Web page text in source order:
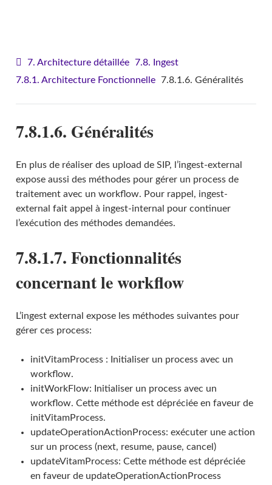
7. Architecture détaillée 7.8. Ingest
7.8.1. Architecture Fonctionnelle 7.8.1.6. Généralités
7.8.1.6. Généralités
En plus de réaliser des upload de SIP, l’ingest-external
expose aussi des méthodes pour gérer un process de
traitement avec un workflow. Pour rappel, ingest-
external fait appel à ingest-internal pour continuer
l’exécution des méthodes demandées.
7.8.1.7. Fonctionnalités
concernant le workflow
L’ingest external expose les méthodes suivantes pour
gérer ces process:
initVitamProcess : Initialiser un process avec un
workflow.
initWorkFlow: Initialiser un process avec un
workflow. Cette méthode est dépréciée en faveur de
initVitamProcess.
updateOperationActionProcess: exécuter une action
sur un process (next, resume, pause, cancel)
updateVitamProcess: Cette méthode est dépréciée
en faveur de updateOperationActionProcess